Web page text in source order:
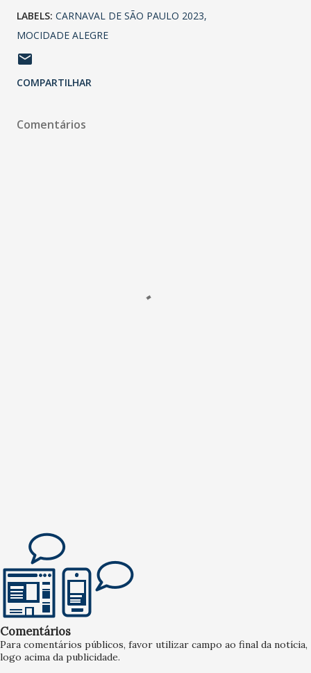
LABELS: CARNAVAL DE SÃO PAULO 2023
MOCIDADE ALEGRE
COMPARTILHAR
Comentários
Comentários
Para comentários públicos, favor utilizar campo ao final da notícia,
logo acima da publicidade.